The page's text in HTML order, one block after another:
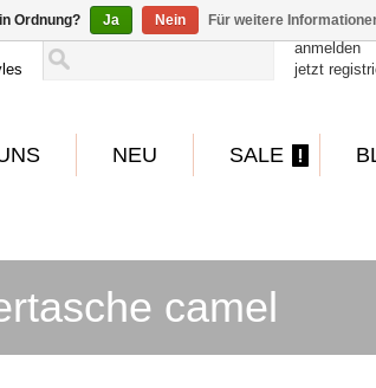
anmelden
jetzt
NEU SALE
camel
Ordnung? Ja Nein Für weitere